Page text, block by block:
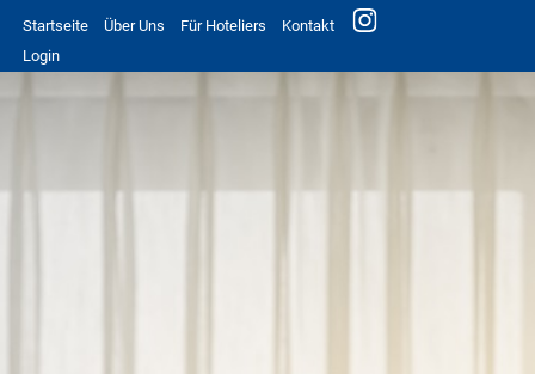
Startseite Über Uns Für Hoteliers
Kontakt
Login